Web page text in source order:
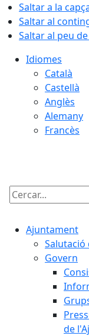
Saltar a la
Saltar al
Saltar al peu
Idiomes
Català
Castellà
Anglès
Alemany
Francès
Cercar:
Ajuntament
Salutació
Govern
de